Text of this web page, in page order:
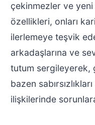
çekinmezler ve yeni
özellikleri, onları
ilerlemeye teşvik
arkadaşlarına ve
tutum sergileyerek,
bazen
ilişkilerinde